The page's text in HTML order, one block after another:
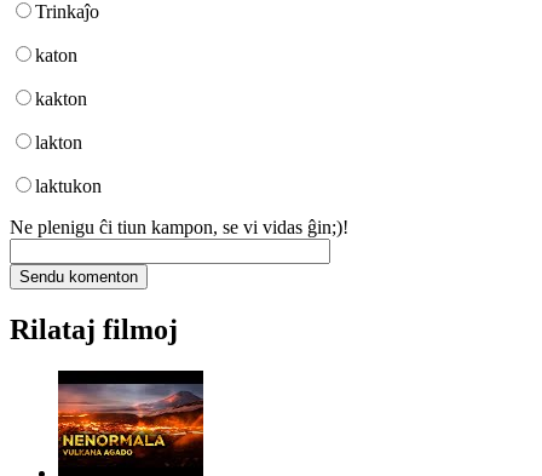
Trinkaĵo
katon
kakton
lakton
laktukon
Ne plenigu ĉi tiun kampon, se vi vidas ĝin;)!
Rilataj filmoj